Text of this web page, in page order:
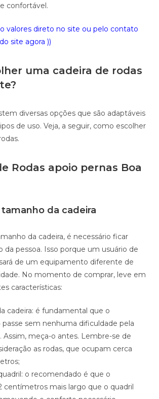
confortável.
valores direto no site ou pelo contato
site agora ))
uma cadeira de rodas
diversas opções que são adaptáveis
de uso. Veja, a seguir, como escolher
Rodas apoio pernas Boa
da cadeira
da cadeira, é necessário ficar
da pessoa. Isso porque um usuário de
de um equipamento diferente de
No momento de comprar, leve em
características:
cadeira: é fundamental que o
sem nenhuma dificuldade pela
Assim, meça-o antes. Lembre-se de
as rodas, que ocupam cerca
o recomendado é que o
centímetros mais largo que o quadril